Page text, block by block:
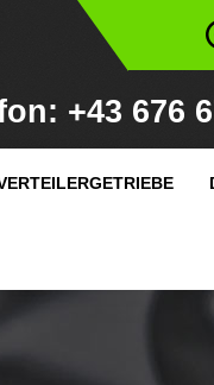
+43 676